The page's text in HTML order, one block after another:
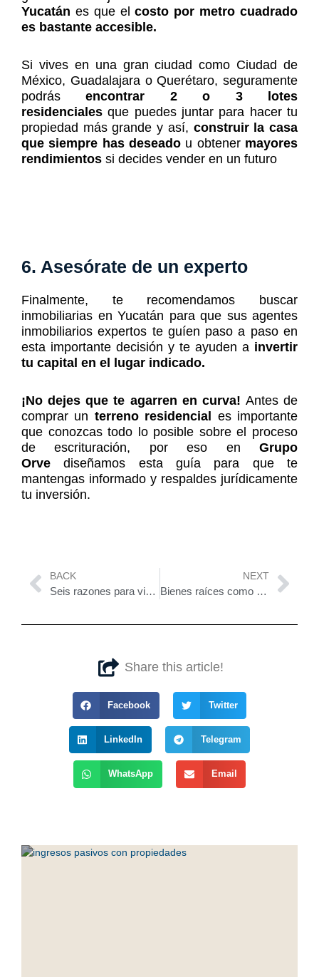
Yucatán es que elcosto por metro cuadrado
es bastante accesible.
Si vives en una gran ciudad como Ciudad de
México, Guadalajara o Querétaro, seguramente
podrásencontrar 2 o 3 lotes
residenciales que puedes juntar para hacer tu
propiedad más grande y así, construir la casa
que siempre has deseado u obtener mayores
rendimientos si decides vender en un futuro
6. Asesórate de un experto
Finalmente, te recomendamos buscar
inmobiliarias en Yucatán para que sus agentes
inmobiliarios expertos te guíen paso a paso en
esta importante decisión y te ayuden a invertir
tu capital en el lugar indicado.
¡No dejes que te agarren en curva! Antes de
comprar un terreno residencial es importante
que conozcas todo lo posible sobre el proceso
de escrituración, por eso en Grupo
Orve diseñamos esta guía para que te
mantengas informado y respaldes jurídicamente
tu inversión.
Prev
BACK
Seis razones para vivir en Mérida
NEXT
Bienes raíces como protección ante la crisis económica
Share this article!
Facebook Twitter
LinkedIn Telegram
WhatsApp Email